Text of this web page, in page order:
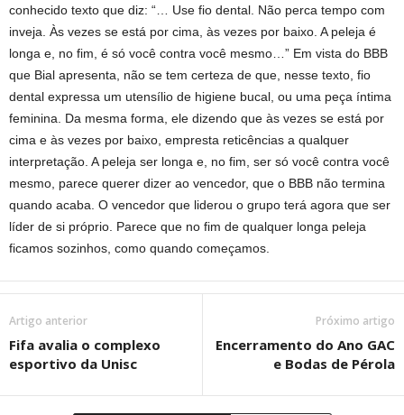
conhecido texto que diz: “… Use fio dental. Não perca tempo com
inveja. Às vezes se está por cima, às vezes por baixo. A peleja é
longa e, no fim, é só você contra você mesmo…” Em vista do BBB
que Bial apresenta, não se tem certeza de que, nesse texto, fio
dental expressa um utensílio de higiene bucal, ou uma peça íntima
feminina. Da mesma forma, ele dizendo que às vezes se está por
cima e às vezes por baixo, empresta reticências a qualquer
interpretação. A peleja ser longa e, no fim, ser só você contra você
mesmo, parece querer dizer ao vencedor, que o BBB não termina
quando acaba. O vencedor que liderou o grupo terá agora que ser
líder de si próprio. Parece que no fim de qualquer longa peleja
ficamos sozinhos, como quando começamos.
Artigo anterior
Fifa avalia o complexo
esportivo da Unisc
Próximo artigo
Encerramento do Ano GAC
e Bodas de Pérola